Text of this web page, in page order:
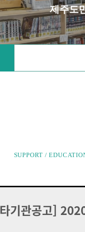
제주도
SUPPORT /
기관공고]